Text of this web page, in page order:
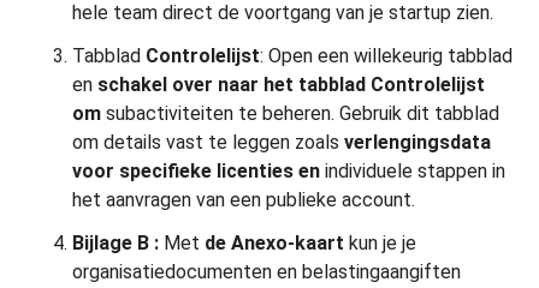
hele team direct de voortgang van je startup zien.
Tabblad Controlelijst: Open een willekeurig tabblad
en schakel over naar het tabblad Controlelijst
om subactiviteiten te beheren. Gebruik dit tabblad
om details vast te leggen zoals verlengingsdata
voor specifieke licenties en individuele stappen in
het aanvragen van een publieke account.
Bijlage B : Met de Anexo-kaart kun je je
organisatiedocumenten en belastingaangiften